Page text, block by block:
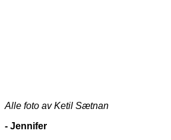
Alle foto av Ketil Sætnan
- Jennifer